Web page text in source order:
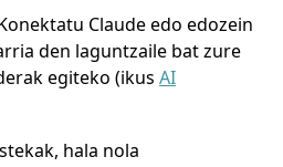
Claude edo edozein
den laguntzaile bat zure
egiteko (ikus AI
hala nola